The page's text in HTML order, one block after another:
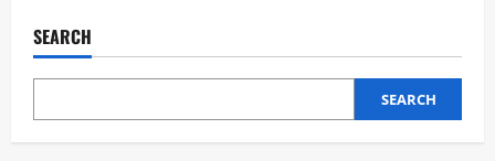
Opa
einen
Look
SEARCH
SEARCH